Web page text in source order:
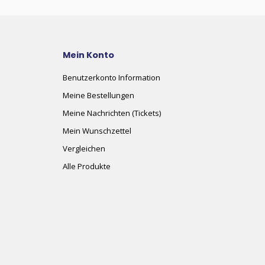
Mein Konto
Benutzerkonto Information
Meine Bestellungen
Meine Nachrichten (Tickets)
Mein Wunschzettel
Vergleichen
Alle Produkte